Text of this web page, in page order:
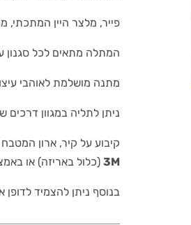
פייר, מלצר היין
המתלה מתאים לכל סגנון
מתנה מושלמת לאוהבי
ניתן לתליה במגוון דרכים
קיבוע על קיר, ארון
3M(כלול באריזה) או
בנוסף ניתן להצמיד